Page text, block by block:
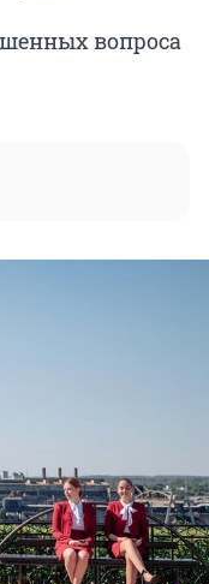
вопроса